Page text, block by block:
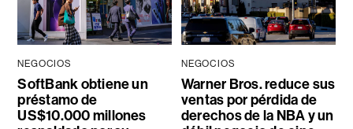
NEGOCIOS
SoftBank obtiene un
préstamo de
US$10.000 millones
NEGOCIOS
Warner Bros. reduce sus
ventas por pérdida de
derechos de la NBA y un